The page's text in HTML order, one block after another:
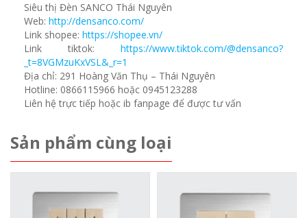
Siêu thị Đèn SANCO Thái Nguyên
Web: http://densanco.com/
Link shopee: https://shopee.vn/
Link tiktok: https://www.tiktok.com/@densanco?
_t=8VGMzuKxVSL&_r=1
Địa chỉ: 291 Hoàng Văn Thụ – Thái Nguyên
Hotline: 0866115966 hoặc 0945123288
Liên hệ trực tiếp hoặc ib fanpage để được tư vấn
Sản phẩm cùng loại